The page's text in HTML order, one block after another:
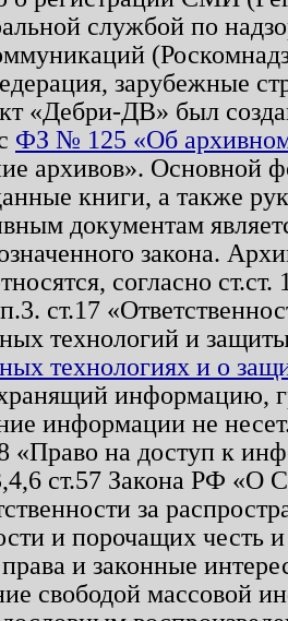
службой по
зарубежные
«Дебри-ДВ» был
ФЗ № 125 «Об
архивов». Основной
книги, а также
документам
закона.
согласно
ст.17
технологий и
технологиях и о
информацию,
информации не
«Право на доступ к
ст.57 Закона РФ «О
за
и порочащих честь
и законные
свободой массовой